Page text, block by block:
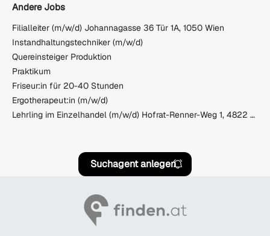
Andere Jobs
Filialleiter (m/w/d) Johannagasse 36 Tür 1A, 1050 Wien
Instandhaltungstechniker (m/w/d)
Quereinsteiger Produktion
Praktikum
Friseur:in für 20-40 Stunden
Ergotherapeut:in (m/w/d)
Lehrling im Einzelhandel (m/w/d) Hofrat-Renner-Weg 1, 4822 Bad Goisern/Hallstättersee
Suchagent anlegen